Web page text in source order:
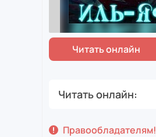
Читать онлайн
Правообладателям!